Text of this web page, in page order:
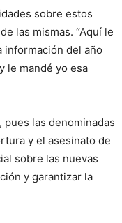
sobre estos
las mismas. “Aquí le
del año
le mandé yo esa
las denominadas
y el asesinato de
sobre las nuevas
y garantizar la